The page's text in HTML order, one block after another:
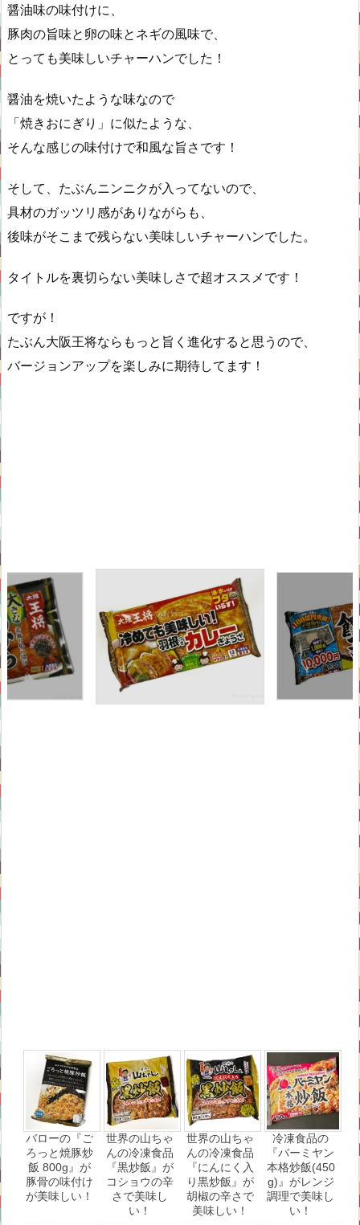
醤油味の味付けに、
豚肉の旨味と卵の味とネギの風味で、
とっても美味しいチャーハンでした！
醤油を焼いたような味なので
「焼きおにぎり」に似たような、
そんな感じの味付けで和風な旨さです！
そして、たぶんニンニクが入ってないので、
具材のガッツリ感がありながらも、
後味がそこまで残らない美味しいチャーハンでした。
タイトルを裏切らない美味しさで超オススメです！
ですが！
たぶん大阪王将ならもっと旨く進化すると思うので、
バージョンアップを楽しみに期待してます！
バローの『ご
ろっと焼豚炒
飯 800g』が
豚骨の味付け
が美味しい！
世界の山ちゃ
んの冷凍食品
『黒炒飯』が
コショウの辛
さで美味し
い！
世界の山ちゃ
んの冷凍食品
『にんにく入
り黒炒飯』が
胡椒の辛さで
美味しい！
冷凍食品の
『バーミヤン
本格炒飯(450
g)』がレンジ
調理で美味し
い！